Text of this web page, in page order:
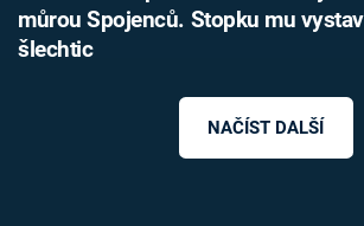
můrou Spojenců. Stopku mu
šlechtic
NAČÍST DALŠÍ